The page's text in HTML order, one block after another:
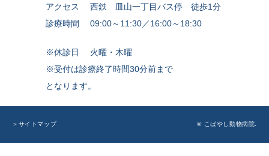
アクセス
西鉄 皿山一丁目バス停 徒歩1分
診療時間
09:00～11:30／16:00～18:30
※休診日
火曜・木曜
※受付は診療終了時間30分前まで
となります。
＞サイトマップ © こばやし動物病院.